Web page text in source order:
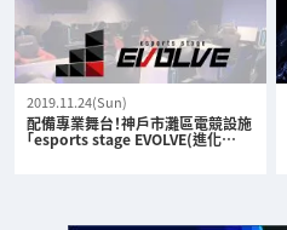
2019.11.24(Sun)
配備專業舞台！神戶市灘區電競設施
「esports stage EVOLVE(進化…